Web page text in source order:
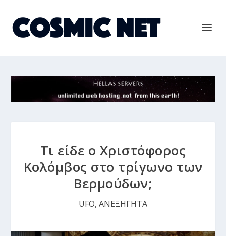
Τι είδε ο Χριστόφορος
Κολόμβος στο τρίγωνο των
Βερμούδων;
UFO, ΑΝΕΞΗΓΗΤΑ